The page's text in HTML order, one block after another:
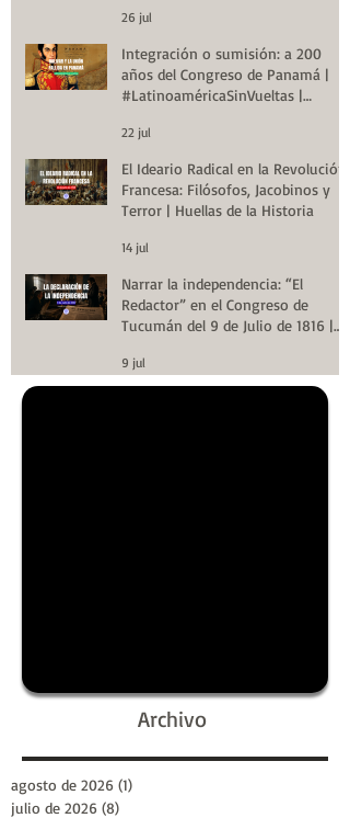
26 jul
Integración o sumisión: a 200
años del Congreso de Panamá |
#LatinoaméricaSinVueltas |
22 jul
El Ideario Radical en la Revolución
Francesa: Filósofos, Jacobinos y
Terror | Huellas de la Historia
14 jul
Narrar la independencia: “El
Redactor” en el Congreso de
Tucumán del 9 de Julio de 1816 |
9 jul
Archivo
agosto de 2026 (1)
julio de 2026 (8)